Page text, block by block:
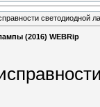
светодиодной
(2016) WEBRip